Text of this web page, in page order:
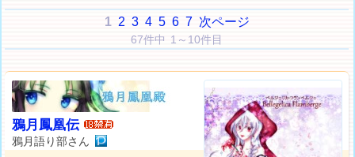
1 2 3 4 5 6 7 次ページ
67件中 1～10件目
鴉月鳳凰伝
鴉月語り部さん